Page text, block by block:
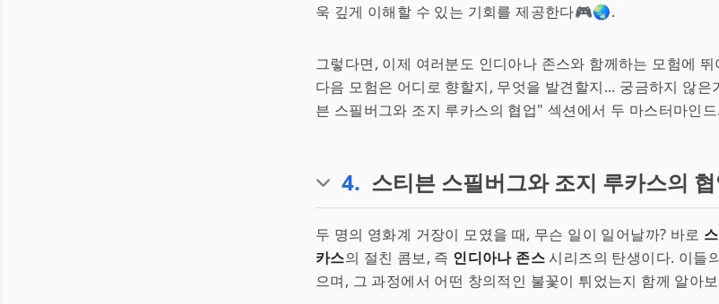
욱 깊게 이해할 수 있는 기회를 제공한다🎮🌏.
그렇다면, 이제 여러분도 인디아나 존스와 함께하는 모험에
다음 모험은 어디로 향할지, 무엇을 발견할지... 궁금하지 않은
븐 스필버그와 조지 루카스의 협업" 섹션에서 두 마스터마인
4. 스티븐 스필버그와 조지 루카스의
두 명의 영화계 거장이 모였을 때, 무슨 일이 일어날까? 바로
카스의 절친 콤보, 즉 인디아나 존스시리즈의 탄생이다. 이들
으며, 그 과정에서 어떤 창의적인 불꽃이 튀었는지 함께 알아